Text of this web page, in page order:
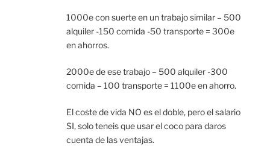
1000e con suerte en un trabajo similar – 500
alquiler -150 comida -50 transporte = 300e
en ahorros.
2000e de ese trabajo – 500 alquiler -300
comida – 100 transporte = 1100e en ahorro.
El coste de vida NO es el doble, pero el salario
SI, solo teneis que usar el coco para daros
cuenta de las ventajas.